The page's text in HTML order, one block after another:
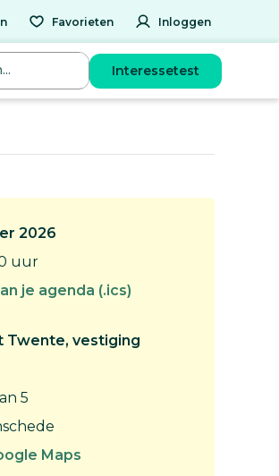
Favorieten Inloggen
Interessetest
2026
uur
je agenda (.ics)
Twente, vestiging
5
Maps